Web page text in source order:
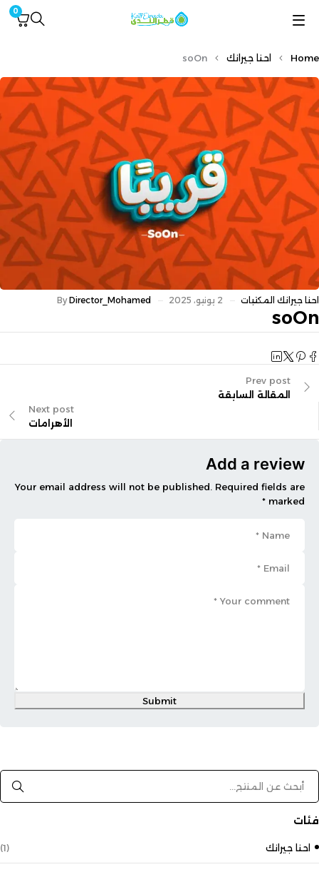
0
Home احنا جيرانك soOn
احنا جيرانك المكتبات 2 يونيو، 2025 By Director_Mohamed
soOn
Prev post
المقالة السابقة
Next post
الأهرامات
Add a review
Your email address will not be published. Required fields are
marked *
Submit
فئات
احنا جيرانك (1)